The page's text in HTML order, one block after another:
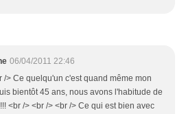
06/04/2011 22:46
/> Ce quelqu'un c'est quand même mon
bientôt 45 ans, nous avons l'habitude de
<br /> <br /> <br /> Ce qui est bien avec